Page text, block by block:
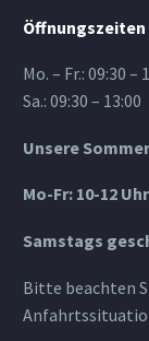
Öffnungszeiten
Mo. – Fr.: 09:30 –
Sa.: 09:30 – 13:00
Unsere
Mo-Fr: 10-12
Samstags
Bitte beachten